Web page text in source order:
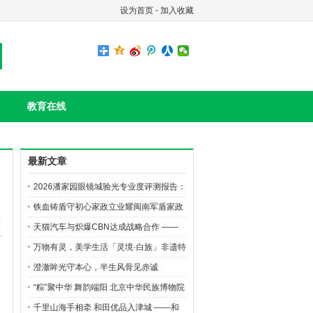
设为首页 - 加入收藏
教育在线
最新文章
2026潘家园眼镜城验光专业度评测报告：
一泽眼镜领跑”数据化配镜”新赛道
铁血铸盾守初心家政立业耀闽南军盾家政
公司创业故事
天猫汽车与炽爆CBN达成战略合作 ——
探索线上交易与线下属地服务协同发展的
机车消费新模式
万物有灵，美学生活「灵境·白族」非遗特
展定档端午，开启东方美学新体验
澄澈眸光守本心，半生风骨见赤诚
“粽”聚中华 舞韵端阳 北京中华民族博物院
端午游园会盛大启幕
千里山海手相牵 和田优品入津城 ——和